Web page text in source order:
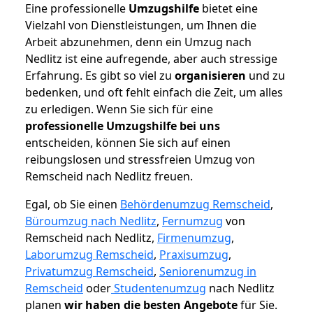
Eine professionelle Umzugshilfe bietet eine
Vielzahl von Dienstleistungen, um Ihnen die
Arbeit abzunehmen, denn ein Umzug nach
Nedlitz ist eine aufregende, aber auch stressige
Erfahrung. Es gibt so viel zu organisieren und zu
bedenken, und oft fehlt einfach die Zeit, um alles
zu erledigen. Wenn Sie sich für eine
professionelle Umzugshilfe bei uns
entscheiden, können Sie sich auf einen
reibungslosen und stressfreien Umzug von
Remscheid nach Nedlitz freuen.
Egal, ob Sie einen Behördenumzug Remscheid,
Büroumzug nach Nedlitz, Fernumzug von
Remscheid nach Nedlitz, Firmenumzug,
Laborumzug Remscheid, Praxisumzug,
Privatumzug Remscheid, Seniorenumzug in
Remscheid oderStudentenumzug nach Nedlitz
planen wir haben die besten Angebotefür Sie.